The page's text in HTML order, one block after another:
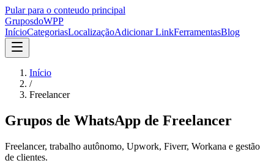
Pular para o conteudo principal
GruposdoWPP
InícioCategoriasLocalizaçãoAdicionar LinkFerramentasBlog
Início
/
Freelancer
Grupos de WhatsApp de Freelancer
Freelancer, trabalho autônomo, Upwork, Fiverr, Workana e gestão
de clientes.